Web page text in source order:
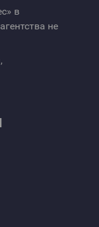
в
не